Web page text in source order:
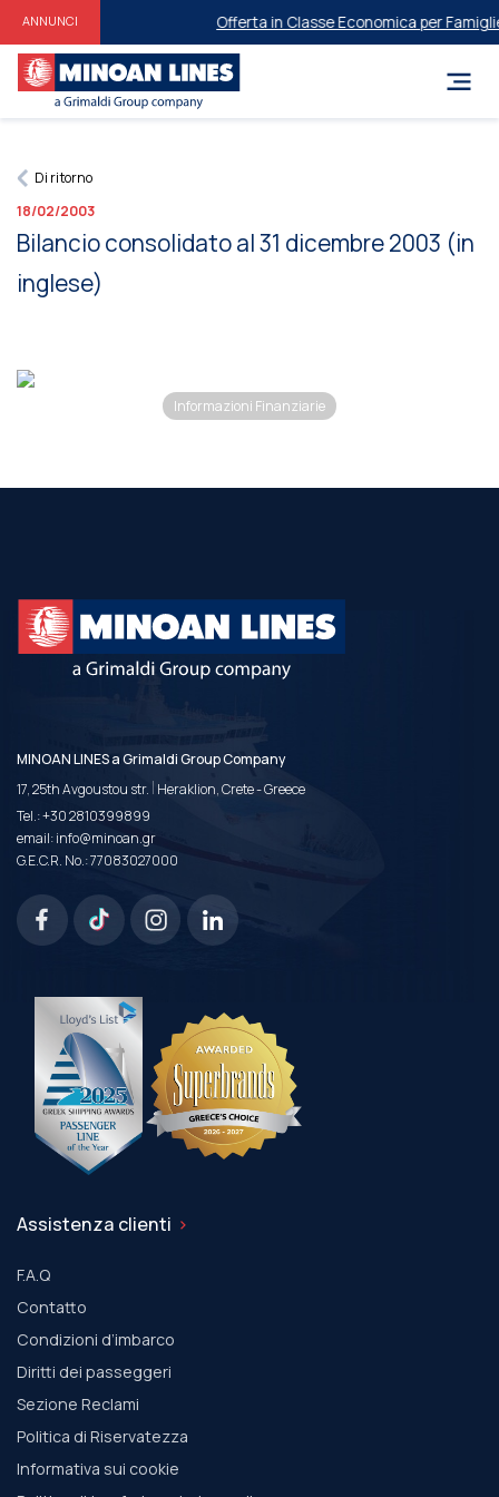
ANNUNCI Offerta in Classe Economica per
Di ritorno
18/02/2003
Bilancio consolidato al 31 dicembre 2003 (in
inglese)
Informazioni Finanziarie
MINOAN LINES a Grimaldi Group Company
17, 25th Avgoustou str. | Heraklion, Crete - Greece
Tel.:+30 2810399899
email:info@minoan.gr
G.E.C.R. No.: 77083027000
Assistenza clienti
F.A.Q
Contatto
Condizioni d’imbarco
Diritti dei passeggeri
Sezione Reclami
Politica di Riservatezza
Informativa sui cookie